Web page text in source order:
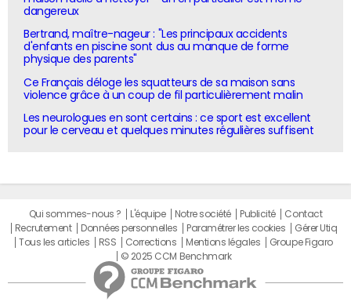
dangereux
Bertrand, maître-nageur : "Les principaux accidents
d'enfants en piscine sont dus au manque de forme
physique des parents"
Ce Français déloge les squatteurs de sa maison sans
violence grâce à un coup de fil particulièrement malin
Les neurologues en sont certains : ce sport est excellent
pour le cerveau et quelques minutes régulières suffisent
Qui sommes-nous ? L'équipe Notre société Publicité
Contact
Recrutement
Données personnelles Paramétrer les cookies
Gérer Utiq
Tous les articles
RSS Corrections Mentions légales
Groupe Figaro
© 2025 CCM Benchmark